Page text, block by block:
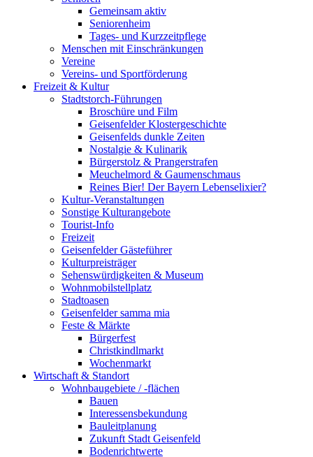
Gemeinsam aktiv
Seniorenheim
Tages- und Kurzzeitpflege
Menschen mit Einschränkungen
Vereine
Vereins- und Sportförderung
Freizeit & Kultur
Stadtstorch-Führungen
Broschüre und Film
Geisenfelder Klostergeschichte
Geisenfelds dunkle Zeiten
Nostalgie & Kulinarik
Bürgerstolz & Prangerstrafen
Meuchelmord & Gaumenschmaus
Reines Bier! Der Bayern Lebenselixier?
Kultur-Veranstaltungen
Sonstige Kulturangebote
Tourist-Info
Freizeit
Geisenfelder Gästeführer
Kulturpreisträger
Sehenswürdigkeiten & Museum
Wohnmobilstellplatz
Stadtoasen
Geisenfelder samma mia
Feste & Märkte
Bürgerfest
Christkindlmarkt
Wochenmarkt
Wirtschaft & Standort
Wohnbaugebiete / -flächen
Bauen
Interessensbekundung
Bauleitplanung
Zukunft Stadt Geisenfeld
Bodenrichtwerte